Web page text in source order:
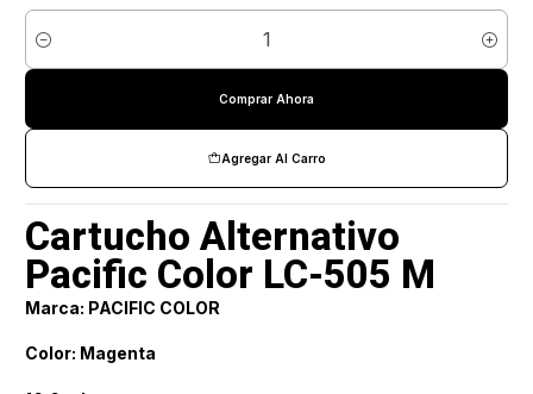
Cantidad
Agregar Al Carro
Comprar Ahora
Cartucho Alternativo
Pacific Color LC-505 M
Marca: PACIFIC COLOR
Color: Magenta